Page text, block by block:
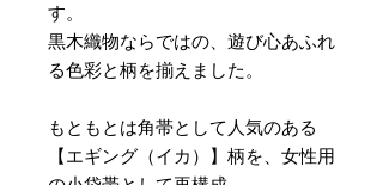
す。
黒木織物ならではの、遊び心あふれ
る色彩と柄を揃えました。
もともとは角帯として人気のある
【エギング（イカ）】柄を、女性用